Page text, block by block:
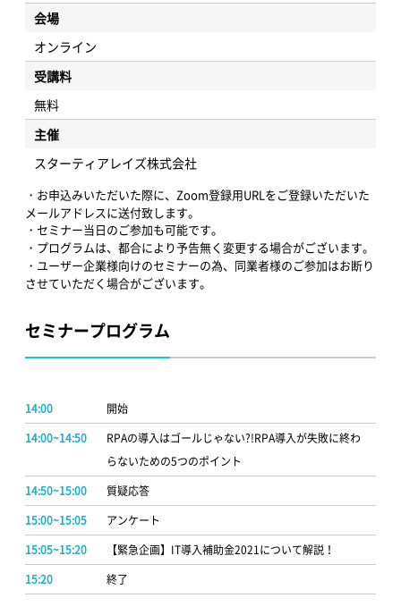
会場
オンライン
受講料
無料
主催
スターティアレイズ株式会社
・お申込みいただいた際に、Zoom登録用URLをご登録いただいた
メールアドレスに送付致します。
・セミナー当日のご参加も可能です。
・プログラムは、都合により予告無く変更する場合がございます。
・ユーザー企業様向けのセミナーの為、同業者様のご参加はお断り
させていただく場合がございます。
セミナープログラム
14:00
開始
14:00~14:50
RPAの導入はゴールじゃない?!RPA導入が失敗に終わ
らないための5つのポイント
14:50~15:00
質疑応答
15:00~15:05
アンケート
15:05~15:20
【緊急企画】IT導入補助金2021について解説！
15:20
終了